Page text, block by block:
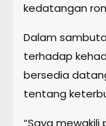
kedatangan
Dalam
terhadap
bersedia
tentang
“Saya